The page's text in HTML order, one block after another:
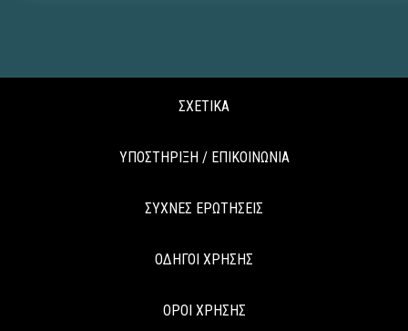
ΣΧΕΤΙΚΑ
ΥΠΟΣΤΗΡΙΞΗ / ΕΠΙΚΟΙΝΩΝΙΑ
ΣΥΧΝΕΣ ΕΡΩΤΗΣΕΙΣ
ΟΔΗΓΟΙ ΧΡΗΣΗΣ
ΟΡΟΙ ΧΡΗΣΗΣ